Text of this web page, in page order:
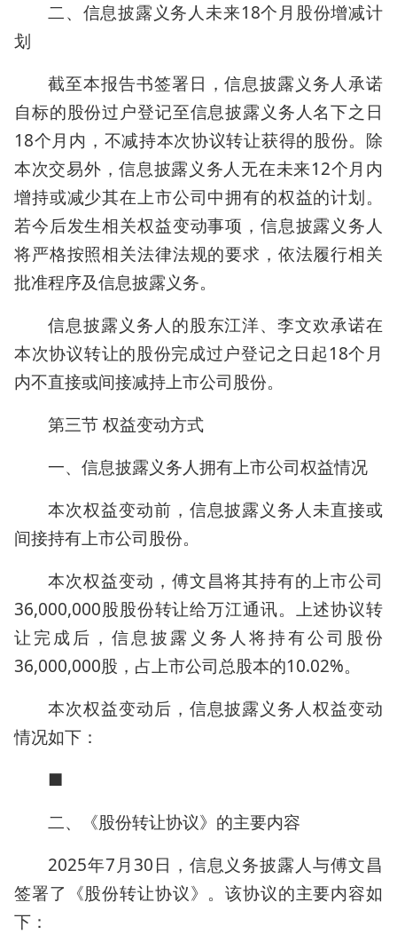
二、信息披露义务人未来18个月股份增减计
划
截至本报告书签署日，信息披露义务人承诺
自标的股份过户登记至信息披露义务人名下之日
18个月内，不减持本次协议转让获得的股份。除
本次交易外，信息披露义务人无在未来12个月内
增持或减少其在上市公司中拥有的权益的计划。
若今后发生相关权益变动事项，信息披露义务人
将严格按照相关法律法规的要求，依法履行相关
批准程序及信息披露义务。
信息披露义务人的股东江洋、李文欢承诺在
本次协议转让的股份完成过户登记之日起18个月
内不直接或间接减持上市公司股份。
第三节 权益变动方式
一、信息披露义务人拥有上市公司权益情况
本次权益变动前，信息披露义务人未直接或
间接持有上市公司股份。
本次权益变动，傅文昌将其持有的上市公司
36,000,000股股份转让给万江通讯。上述协议转
让完成后，信息披露义务人将持有公司股份
36,000,000股，占上市公司总股本的10.02%。
本次权益变动后，信息披露义务人权益变动
情况如下：
■
二、《股份转让协议》的主要内容
2025年7月30日，信息义务披露人与傅文昌
签署了《股份转让协议》。该协议的主要内容如
下：